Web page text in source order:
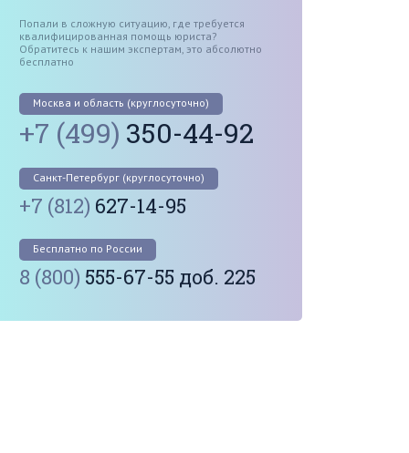
Попали в сложную ситуацию, где требуется
квалифицированная помощь юриста?
Обратитесь к нашим экспертам, это абсолютно
бесплатно
Москва и область (круглосуточно)
+7 (499) 350-44-92
Санкт-Петербург (круглосуточно)
+7 (812) 627-14-95
Бесплатно по России
8 (800) 555-67-55 доб. 225